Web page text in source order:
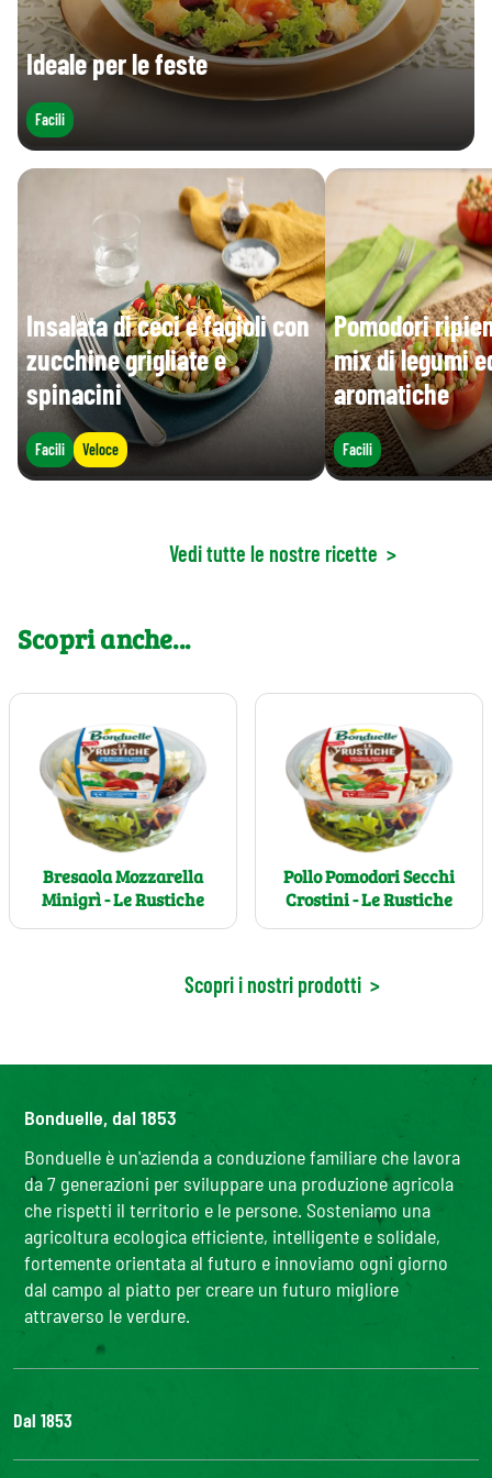
Ideale per le feste
Facili
Insalata di ceci e fagioli con
zucchine grigliate e
spinacini
Facili Veloce
Pomodori
mix di legumi
aromatiche
Facili
Vedi tutte le nostre ricette >
Scopri anche...
Bresaola Mozzarella
Minigrì - Le Rustiche
Pollo Pomodori Secchi
Crostini - Le Rustiche
Scopri i nostri prodotti >
Bonduelle, dal 1853
Bonduelle è un'azienda a conduzione familiare che lavora
da 7 generazioni per sviluppare una produzione agricola
che rispetti il territorio e le persone. Sosteniamo una
agricoltura ecologica efficiente, intelligente e solidale,
fortemente orientata al futuro e innoviamo ogni giorno
dal campo al piatto per creare un futuro migliore
attraverso le verdure.
Dal 1853
Il Gruppo